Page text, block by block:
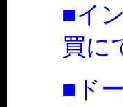
■イ
買に
■ド